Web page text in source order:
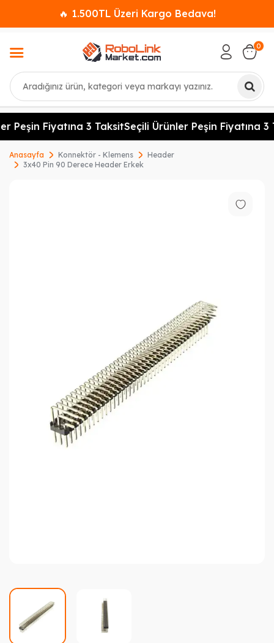
🔥 1.500TL Üzeri Kargo Bedava!
Ara
0
Peşin Fiyatına 3 TaksitSeçili Ürünler Peşin Fiyatına 3
Anasayfa Konnektör - Klemens
Header
3x40 Pin 90 Derece Header Erkek